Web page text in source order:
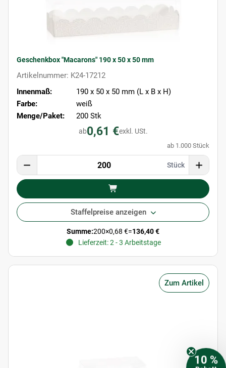
Geschenkbox "Macarons" 190 x 50 x 50 mm
Artikelnummer: K24-17212
Innenmaß:
190 x 50 x 50 mm (L x B x H)
Farbe:
weiß
Menge/Paket:
200 Stk
ab0,61 €exkl. USt.
ab 1.000 Stück
Stück
Staffelpreise anzeigen
Summe:200×0,68 €=136,40 €
Lieferzeit: 2 - 3 Arbeitstage
Zum Artikel
10 %